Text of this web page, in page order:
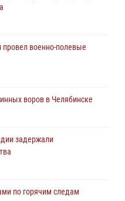
военно-полевые
воров в Челябинске
задержали
по горячим следам